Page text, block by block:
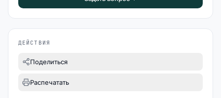
ДЕЙСТВИЯ
Поделиться
Распечатать